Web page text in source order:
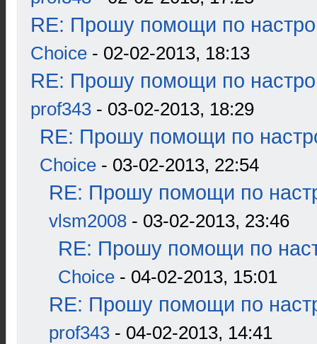
RE: Прошу помощи по
Choice - 02-02-2013, 18:13
RE: Прошу помощи по
prof343 - 03-02-2013, 18:29
RE: Прошу помощи по
Choice - 03-02-2013, 22:54
RE: Прошу помощи по
vlsm2008 - 03-02-2013, 23:46
RE: Прошу помощи по
Choice - 04-02-2013, 15:01
RE: Прошу помощи по
prof343 - 04-02-2013, 14:41